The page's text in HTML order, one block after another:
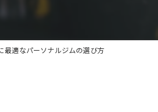
最適なパーソナルジムの選び方